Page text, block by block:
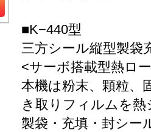
■K−440型
三方シール縦型製袋
<サーボ搭載型熱ロ
本機は粉末、顆粒、
き取りフィルムを熱
製袋・充填・封シー